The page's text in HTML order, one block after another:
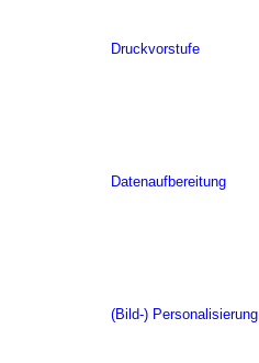
Druckvorstufe
Datenaufbereitung
(Bild-) Personalisierung